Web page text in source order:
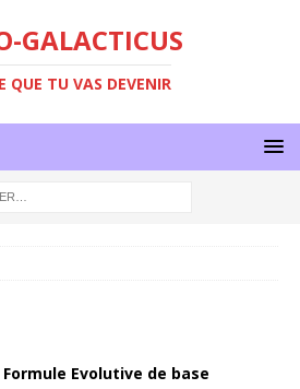
GALACTICUS
QUE TU VAS DEVENIR
Formule Evolutive de base